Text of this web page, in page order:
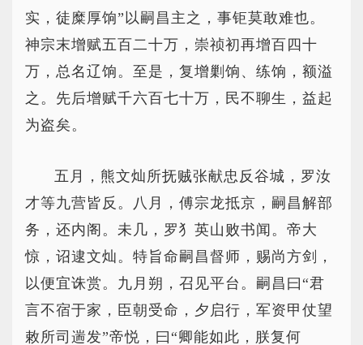
实，徒糜厚饷”以嗣昌主之，事钜莫敢难也。
神宗末增赋五百二十万，崇祯初再增百四十
万，总名辽饷。至是，复增剿饷、练饷，额溢
之。先后增赋千六百七十万，民不聊生，益起
为盗矣。
五月，熊文灿所抚贼张献忠反谷城，罗汝
才等九营皆反。八月，傅宗龙抵京，嗣昌解部
务，还内阁。未几，罗犭英山败书闻。帝大
惊，诏逮文灿。特旨命嗣昌督师，赐尚方剑，
以便宜诛赏。九月朔，召见平台。嗣昌曰“君
言不宿于家，臣朝受命，夕启行，军资甲仗望
敕所司遄发”帝悦，曰“卿能如此，朕复何